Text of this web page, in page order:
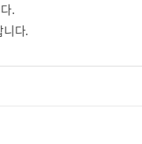
.
니다.